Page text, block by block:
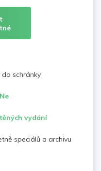
schránky
vydání
speciálů a archivu